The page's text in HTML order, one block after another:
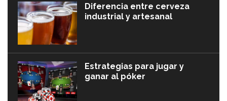
Diferencia entre cerveza
industrial y artesanal
Estrategias para jugar y
ganar al póker